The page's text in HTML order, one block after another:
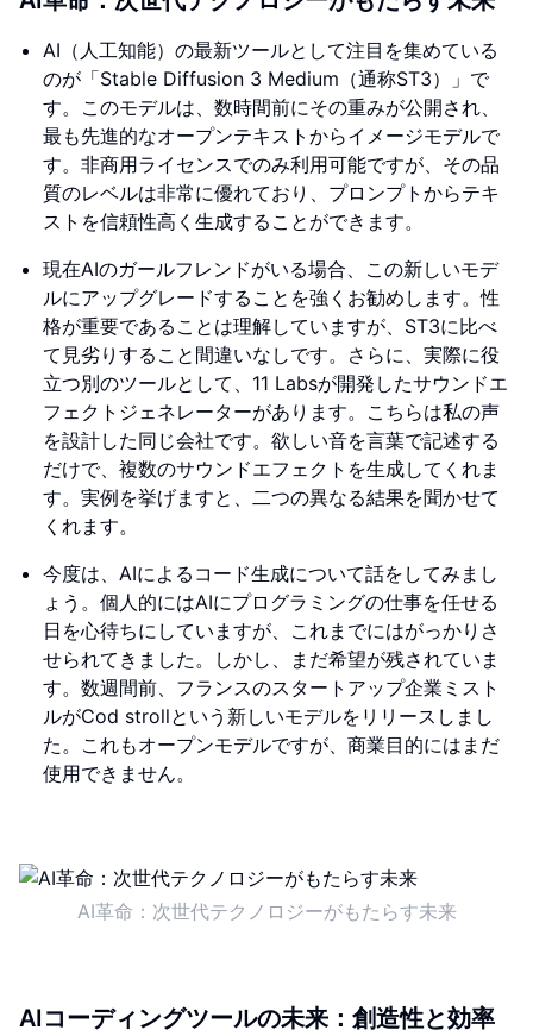
AI（人工知能）の最新ツールとして注目を集めている
のが「Stable Diffusion 3 Medium（通称ST3）」で
す。このモデルは、数時間前にその重みが公開され、
最も先進的なオープンテキストからイメージモデルで
す。非商用ライセンスでのみ利用可能ですが、その品
質のレベルは非常に優れており、プロンプトからテキ
ストを信頼性高く生成することができます。
現在AIのガールフレンドがいる場合、この新しいモデ
ルにアップグレードすることを強くお勧めします。性
格が重要であることは理解していますが、ST3に比べ
て見劣りすること間違いなしです。さらに、実際に役
立つ別のツールとして、11 Labsが開発したサウンドエ
フェクトジェネレーターがあります。こちらは私の声
を設計した同じ会社です。欲しい音を言葉で記述する
だけで、複数のサウンドエフェクトを生成してくれま
す。実例を挙げますと、二つの異なる結果を聞かせて
くれます。
今度は、AIによるコード生成について話をしてみまし
ょう。個人的にはAIにプログラミングの仕事を任せる
日を心待ちにしていますが、これまでにはがっかりさ
せられてきました。しかし、まだ希望が残されていま
す。数週間前、フランスのスタートアップ企業ミスト
ルがCod strollという新しいモデルをリリースしまし
た。これもオープンモデルですが、商業目的にはまだ
使用できません。
AI革命：次世代テクノロジーがもたらす未来
AIコーディングツールの未来：創造性と効率